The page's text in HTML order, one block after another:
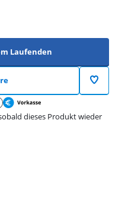
Laufenden
dieses Produkt wieder